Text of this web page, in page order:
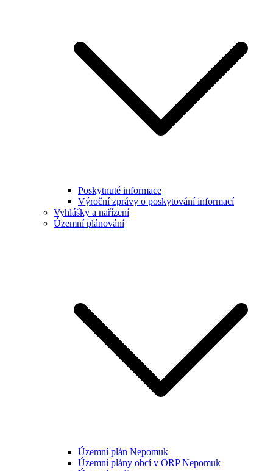
Poskytnuté informace
Výroční zprávy o poskytování informací
Vyhlášky a nařízení
Územní plánování
Územní plán Nepomuk
Územní plány obcí v ORP Nepomuk